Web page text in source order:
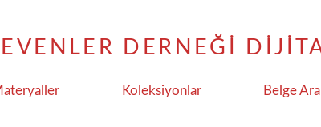
Koleksiyonlar Belge Ara